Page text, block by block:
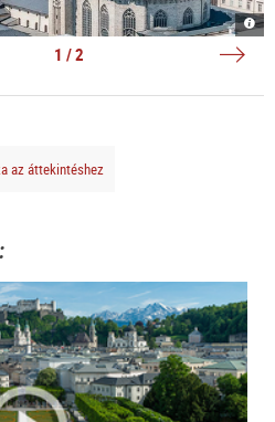
||
1 / 2
az áttekintéshez